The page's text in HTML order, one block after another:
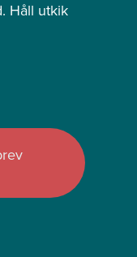
Håll utkik